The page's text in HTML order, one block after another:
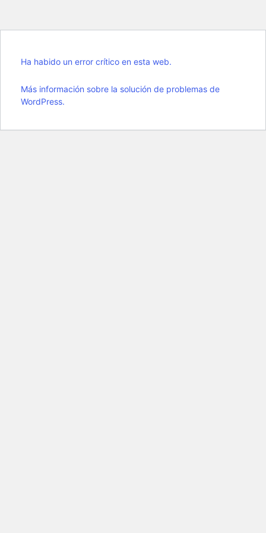
Ha habido un error crítico en esta web.
Más información sobre la solución de problemas de
WordPress.